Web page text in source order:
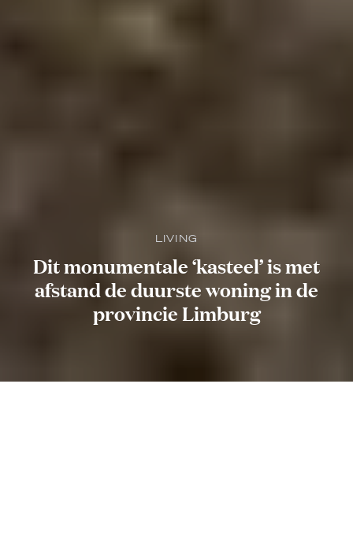
LIVING
Dit monumentale ‘kasteel’ is met
afstand de duurste woning in de
provincie Limburg